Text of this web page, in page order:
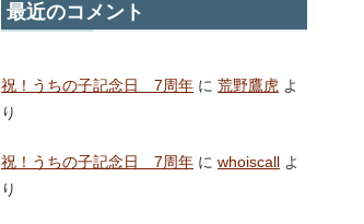
最近のコメント
祝！うちの子記念日 7周年 に 荒野鷹虎 よ
り
祝！うちの子記念日 7周年 に whoiscall よ
り